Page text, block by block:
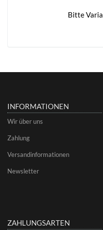
Bitte
INFORMATIONEN
Wir über uns
Zahlung
Versandinformationen
Newsletter
ZAHLUNGSARTEN